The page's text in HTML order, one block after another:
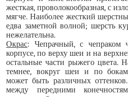
жесткая, проволокообразная, с
мягче. Наиболее жесткий
едва заметной волной; шерсть
нежелательна.
Окрас: Чепрачный, с чепраком
корпусе, по верху шеи и на
остальные части рыжего цвета.
темнее, вокруг шеи и по
может быть различных
между передними